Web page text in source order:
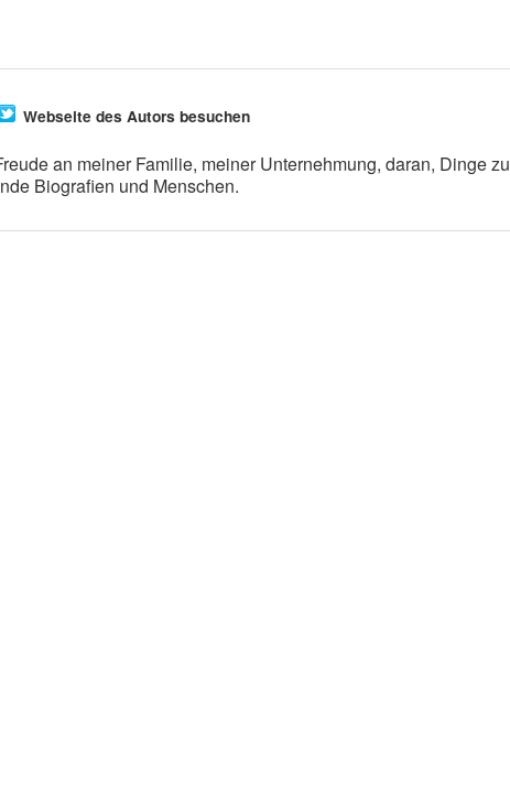
Webseite des Autors besuchen
an meiner Familie, meiner Unternehmung, daran, Dinge zu
Biografien und Menschen.